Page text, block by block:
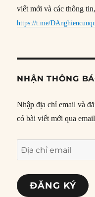
viết mới và các thông
https://t.me/
NHẬN THÔNG
Nhập địa chỉ email và
có bài viết mới qua
Địa
chỉ
email
ĐĂNG KÝ